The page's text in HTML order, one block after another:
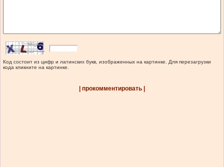
Код состоит из цифр и латинских букв, изображенных на картинке. Для перезагрузки
кода кликните на картинке.
| прокомментировать |